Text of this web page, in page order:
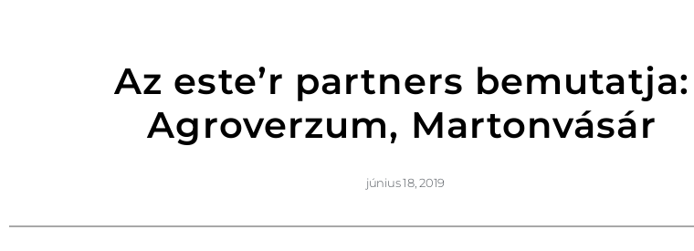
Az este’r partners bemutatja:
Agroverzum, Martonvásár
június 18, 2019